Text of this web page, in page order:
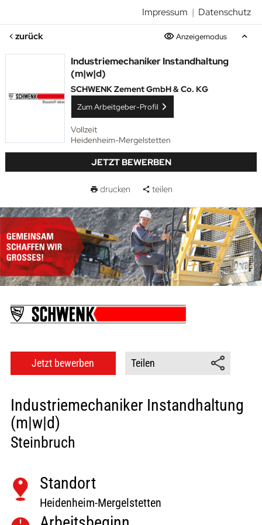
Impressum | Datenschutz
zurück Anzeigemodus
Industriemechaniker Instandhaltung
(m|w|d)
SCHWENK Zement GmbH & Co. KG
Zum Arbeitgeber-Profil
Vollzeit
Heidenheim-Mergelstetten
JETZT BEWERBEN
drucken teilen